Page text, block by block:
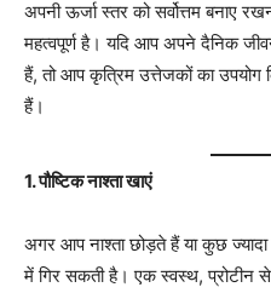
अपनी ऊर्जा स्तर को सर्वोत्तम बनाए
महत्वपूर्ण है। यदि आप अपने दैनिक
हैं, तो आप कृत्रिम उत्तेजकों का उपयोग
हैं।
1. पौष्टिक नाश्ता खाएं
अगर आप नाश्ता छोड़ते हैं या कुछ ज्यादा
में गिर सकती है। एक स्वस्थ, प्रोटीन